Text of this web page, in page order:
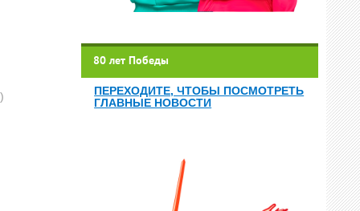
80 лет Победы
ПЕРЕХОДИТЕ, ЧТОБЫ ПОСМОТРЕТЬ
ГЛАВНЫЕ НОВОСТИ